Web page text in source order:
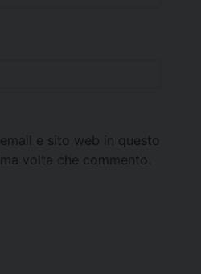
e sito web in questo
volta che commento.